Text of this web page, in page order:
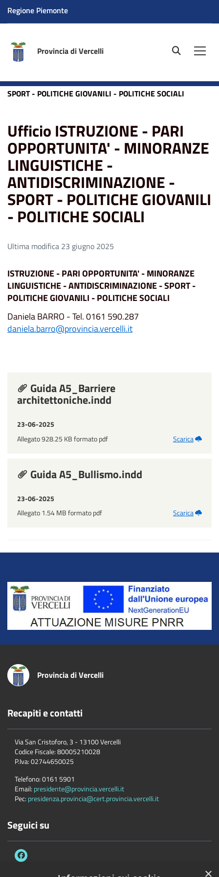
Regione Piemonte
Provincia di Vercelli site.searc
MINORANZE LINGUISTICHE - ANTIDISCRIMINAZIONE -
SPORT - POLITICHE GIOVANILI - POLITICHE SOCIALI
Ufficio ISTRUZIONE - PARI
OPPORTUNITA' - MINORANZE
LINGUISTICHE -
ANTIDISCRIMINAZIONE -
SPORT - POLITICHE GIOVANILI
- POLITICHE SOCIALI
Ultima modifica 23 giugno 2025
ISTRUZIONE - PARI OPPORTUNITA' - MINORANZE
LINGUISTICHE - ANTIDISCRIMINAZIONE - SPORT -
POLITICHE GIOVANILI - POLITICHE SOCIALI
Daniela BARRO - Tel. 0161 590.287
daniela.barro@provincia.vercelli.it
Guida A5_Barriere
architettoniche.indd
23-06-2025
Allegato 928.25 KB formato pdf
Scarica
Guida A5_Bullismo.indd
23-06-2025
Allegato 1.54 MB formato pdf
Scarica
Title
Provincia di Vercelli
Recapiti e contatti
Via San Cristoforo, 3 - 13100 Vercelli
Codice Fiscale:80005210028
P.Iva:02744650025
Telefono:0161 5901
Email: presidente@provincia.vercelli.it
Pec: presidenza.provincia@cert.provincia.vercelli.it
Seguici su
×